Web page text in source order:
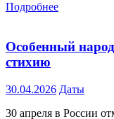
Подробнее
Особенный
стихию
30.04.2026 Даты
30 апреля в России